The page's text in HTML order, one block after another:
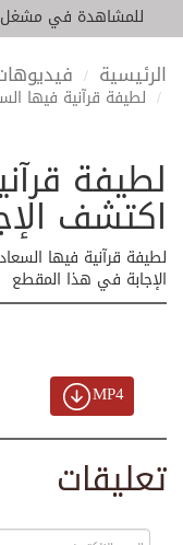
للمشاهدة في مشغل
الرئيسية
لطيفة قرآنية فيها
لطيفة
اكتشف
لطيفة قرآنية فيها
الإجابة في هذا المقطع
MP4
تعليقات